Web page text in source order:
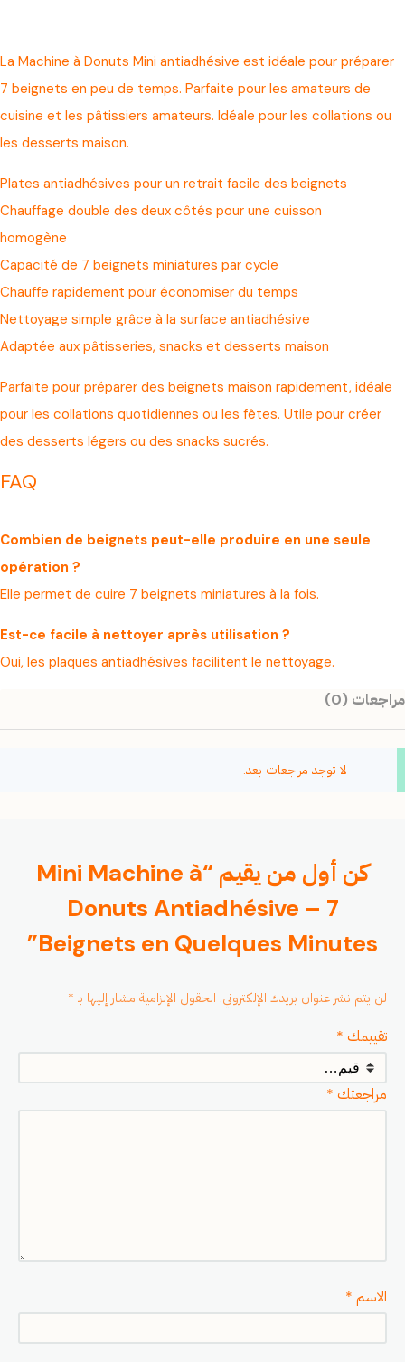
La Machine à Donuts Mini antiadhésive est idéale pour préparer
7 beignets en peu de temps. Parfaite pour les amateurs de
cuisine et les pâtissiers amateurs. Idéale pour les collations ou
les desserts maison.
Plates antiadhésives pour un retrait facile des beignets
Chauffage double des deux côtés pour une cuisson
homogène
Capacité de 7 beignets miniatures par cycle
Chauffe rapidement pour économiser du temps
Nettoyage simple grâce à la surface antiadhésive
Adaptée aux pâtisseries, snacks et desserts maison
Parfaite pour préparer des beignets maison rapidement, idéale
pour les collations quotidiennes ou les fêtes. Utile pour créer
des desserts légers ou des snacks sucrés.
FAQ
Combien de beignets peut-elle produire en une seule
opération ?
Elle permet de cuire 7 beignets miniatures à la fois.
Est-ce facile à nettoyer après utilisation ?
Oui, les plaques antiadhésives facilitent le nettoyage.
مراجعات (0)
لا توجد مراجعات بعد.
كن أول من يقيم “Mini Machine à
Donuts Antiadhésive – 7
Beignets en Quelques Minutes”
لن يتم نشر عنوان بريدك الإلكتروني. الحقول الإلزامية مشار إليها بـ *
تقييمك *
مراجعتك *
الاسم *